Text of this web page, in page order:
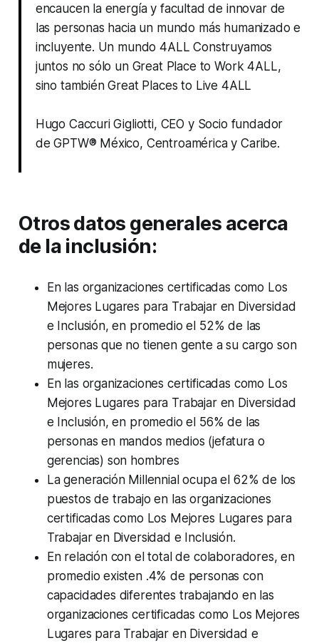
encaucen la energía y facultad de innovar de
las personas hacia un mundo más humanizado e
incluyente. Un mundo 4ALL Construyamos
juntos no sólo un Great Place to Work 4ALL,
sino también Great Places to Live 4ALL
Hugo Caccuri Gigliotti, CEO y Socio fundador
de GPTW® México, Centroamérica y Caribe.
Otros datos generales acerca
de la inclusión:
En las organizaciones certificadas como Los
Mejores Lugares para Trabajar en Diversidad
e Inclusión, en promedio el 52% de las
personas que no tienen gente a su cargo son
mujeres.
En las organizaciones certificadas como Los
Mejores Lugares para Trabajar en Diversidad
e Inclusión, en promedio el 56% de las
personas en mandos medios (jefatura o
gerencias) son hombres
La generación Millennial ocupa el 62% de los
puestos de trabajo en las organizaciones
certificadas como Los Mejores Lugares para
Trabajar en Diversidad e Inclusión.
En relación con el total de colaboradores, en
promedio existen .4% de personas con
capacidades diferentes trabajando en las
organizaciones certificadas como Los Mejores
Lugares para Trabajar en Diversidad e